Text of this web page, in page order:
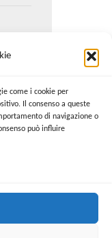
come i cookie per
Il consenso a queste
di navigazione o
può influire